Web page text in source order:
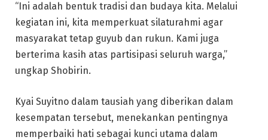
“Ini adalah bentuk tradisi dan budaya kita. Melalui
kegiatan ini, kita memperkuat silaturahmi agar
masyarakat tetap guyub dan rukun. Kami juga
berterima kasih atas partisipasi seluruh warga,”
ungkap Shobirin.
Kyai Suyitno dalam tausiah yang diberikan dalam
kesempatan tersebut, menekankan pentingnya
memperbaiki hati sebagai kunci utama dalam